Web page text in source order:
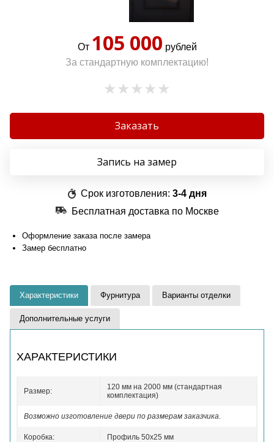
От 105 000 рублей
За стандартную комплектацию!
Заказать
Запись на замер
Срок изготовления: 3-4 дня
Бесплатная доставка по Москве
Оформление заказа после замера
Замер бесплатно
Характеристики Фурнитура Варианты отделки
Дополнительные услуги
ХАРАКТЕРИСТИКИ
Размер:
120 мм на 2000 мм (стандартная
комплектация)
Возможно изготовление двери по размерам заказчика.
Коробка: Профиль 50x25 мм